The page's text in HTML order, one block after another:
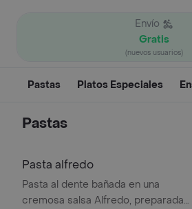
Envío
Gratis
(nuevos usuarios)
Pastas Platos Especiales
Pastas
Pasta alfredo
Pasta al dente bañada en una
cremosa salsa Alfredo, preparada